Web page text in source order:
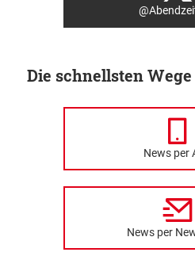
Die schnellsten
News per
News per